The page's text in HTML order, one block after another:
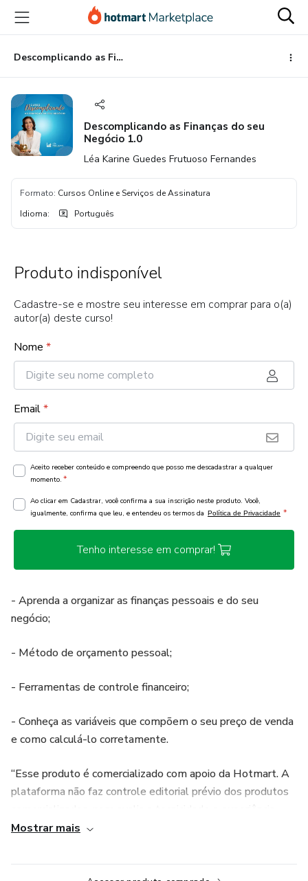
para
conteúdo
principal
para
pagamento
para
rodapé
Descomplicando as Finanças do seu Negócio 1.0
Descomplicando as Finanças do seu
Negócio 1.0
Léa Karine Guedes Frutuoso Fernandes
Formato: Cursos Online e Serviços de Assinatura
Idioma: Português
Produto indisponível
Cadastre-se e mostre seu interesse em comprar para o(a)
autor(a) deste curso!
Nome *
Email*
Aceito receber conteúdo e compreendo que posso me descadastrar a qualquer
momento. *
Ao clicar em Cadastrar, você confirma a sua inscrição neste produto. Você,
igualmente, confirma que leu, e entendeu os termos da Política de Privacidade *
Tenho interesse em comprar!
- Aprenda a organizar as finanças pessoais e do seu
negócio;
- Método de orçamento pessoal;
- Ferramentas de controle financeiro;
- Conheça as variáveis que compõem o seu preço de venda
e como calculá-lo corretamente.
“Esse produto é comercializado com apoio da Hotmart. A
plataforma não faz controle editorial prévio dos produtos
daqueles que os produzem. A existência de um produto e
consideradas como garantia de qualidade de conteúdo e
Mostrar mais